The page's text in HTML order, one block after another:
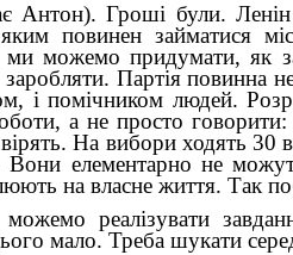
Антон). Гроші були. Ленін
повинен займатися
ми можемо придумати, як
Партія повинна
і помічником людей.
а не просто
На вибори ходять 30
елементарно не
на власне життя. Так
реалізувати
мало. Треба шукати